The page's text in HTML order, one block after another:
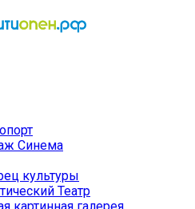
Синема
культуры
Театр